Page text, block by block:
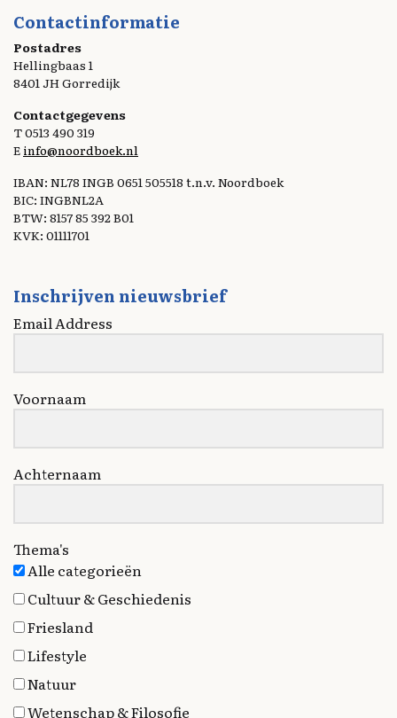
Contactinformatie
Postadres
Hellingbaas 1
8401 JH Gorredijk
Contactgegevens
T 0513 490 319
E info@noordboek.nl
IBAN: NL78 INGB 0651 505518 t.n.v. Noordboek
BIC: INGBNL2A
BTW: 8157 85 392 B01
KVK: 01111701
Inschrijven nieuwsbrief
Email Address
Voornaam
Achternaam
Thema's
Alle categorieën
Cultuur & Geschiedenis
Friesland
Lifestyle
Natuur
Wetenschap & Filosofie